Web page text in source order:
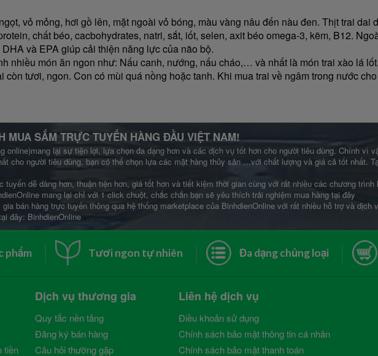
vỏ mỏng, hơi gồ lên, mặt ngoài vỏ bóng, màu vàng nâu đến nàu đen. Thịt trai dai
chất béo, cacbohydrates, natri, sắt, iốt, selen, axit béo omega-3, kẽm, B12.
và EPA giúp cải thiện năng lực của não bộ.
nhiều món ăn ngon như: Nấu canh, nướng, nấu cháo,… và nhất là món trai xào lá lốt.
còn tươi, ngon. Con có mùi quá nồng hoặc tanh. Khi mua trai về ngâm trong nước
MUA SẮM TRỰC TUYẾN HÀNG ĐẦU VIỆT NAM!
online)mang lại sự tiện lợi, lựa chọn đa dạng hơn và các dịch vụ tốt hơn cho người tiêu dùng. Chính vì
cho người tiêu dùng, bạn có thể chọn lựa các mặt hàng thủy sản …với chất lượng và giá cả tốt nhất.
tuyến dễ dàng hơn, thuận tiện hơn, giá tốt hơn và tiết kiệm thời gian cùng với rất nhiều các chương
mang lại chỉ với 1 click chuột, chắc chắn bạn sẽ yêu thích trải nghiệm mua hàng tại đây
bán hàng trực tuyến thông qua hệ thống marketplace của BinhdienOnline với rất nhiều hỗ trợ và
đây: BinhdienOnline
phẩm Tươi ngon tự nhiên Đa dạng chủng loại
tiền
Dịch vụ thương gia
Quy tắc nền tảng
Đăng ký bán hàng
Câu hỏi thường gặp
Liên hệ dịch vụ
Điều khoản sử dụng
Chính sách bảo mật thông tin cá nhân
Chính sách bảo mật thanh toán